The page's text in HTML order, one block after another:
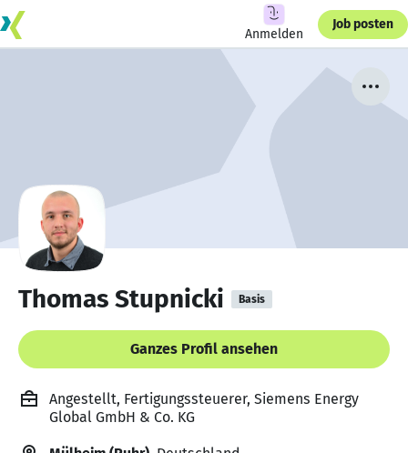
Anmelden
Job posten
Thomas Stupnicki Basis
Ganzes Profil ansehen
Angestellt, Fertigungssteuerer, Siemens Energy
Global GmbH & Co. KG